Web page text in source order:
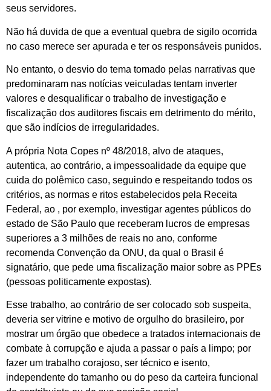
seus servidores.
Não há duvida de que a eventual quebra de sigilo ocorrida
no caso merece ser apurada e ter os responsáveis punidos.
No entanto, o desvio do tema tomado pelas narrativas que
predominaram nas notícias veiculadas tentam inverter
valores e desqualificar o trabalho de investigação e
fiscalização dos auditores fiscais em detrimento do mérito,
que são indícios de irregularidades.
A própria Nota Copes nº 48/2018, alvo de ataques,
autentica, ao contrário, a impessoalidade da equipe que
cuida do polêmico caso, seguindo e respeitando todos os
critérios, as normas e ritos estabelecidos pela Receita
Federal, ao , por exemplo, investigar agentes públicos do
estado de São Paulo que receberam lucros de empresas
superiores a 3 milhões de reais no ano, conforme
recomenda Convenção da ONU, da qual o Brasil é
signatário, que pede uma fiscalização maior sobre as PPEs
(pessoas politicamente expostas).
Esse trabalho, ao contrário de ser colocado sob suspeita,
deveria ser vitrine e motivo de orgulho do brasileiro, por
mostrar um órgão que obedece a tratados internacionais de
combate à corrupção e ajuda a passar o país a limpo; por
fazer um trabalho corajoso, ser técnico e isento,
independente do tamanho ou do peso da carteira funcional